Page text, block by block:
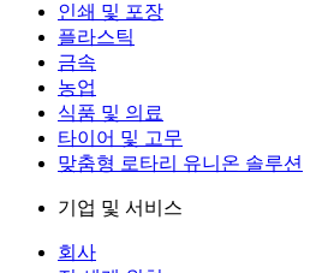
인쇄 및 포장
플라스틱
금속
농업
식품 및 의료
타이어 및 고무
맞춤형 로타리 유니온 솔루션
기업 및 서비스
회사